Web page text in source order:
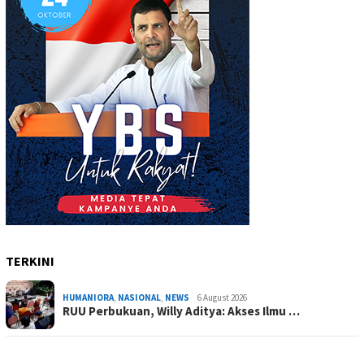
TERKINI
HUMANIORA, NASIONAL, NEWS 6 August 2026
RUU Perbukuan, Willy Aditya: Akses Ilmu …